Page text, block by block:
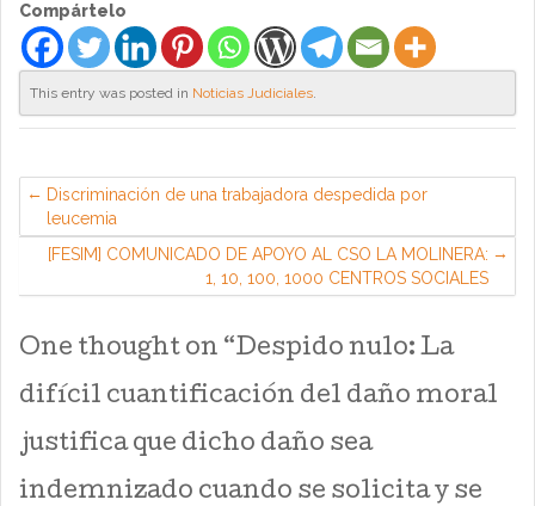
Compártelo
This entry was posted in Noticias Judiciales.
Discriminación de una trabajadora despedida por
leucemia
[FESIM] COMUNICADO DE APOYO AL CSO LA MOLINERA:
1, 10, 100, 1000 CENTROS SOCIALES
One thought on “Despido nulo: La
difícil cuantificación del daño moral
justifica que dicho daño sea
indemnizado cuando se solicita y se